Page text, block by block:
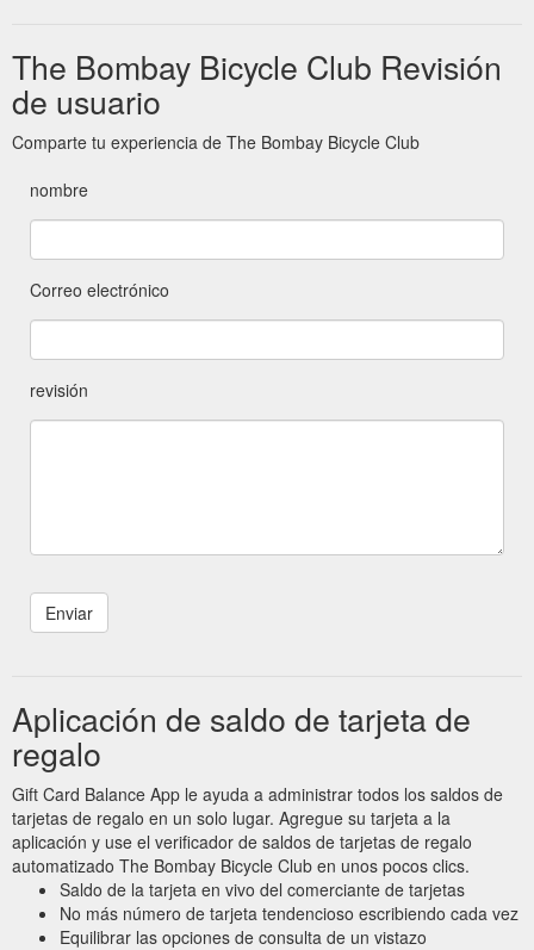
The Bombay Bicycle Club Revisión
de usuario
Comparte tu experiencia de The Bombay Bicycle Club
nombre
Correo electrónico
revisión
Aplicación de saldo de tarjeta de
regalo
Gift Card Balance App le ayuda a administrar todos los saldos de
tarjetas de regalo en un solo lugar. Agregue su tarjeta a la
aplicación y use el verificador de saldos de tarjetas de regalo
automatizado The Bombay Bicycle Club en unos pocos clics.
Saldo de la tarjeta en vivo del comerciante de tarjetas
No más número de tarjeta tendencioso escribiendo cada vez
Equilibrar las opciones de consulta de un vistazo